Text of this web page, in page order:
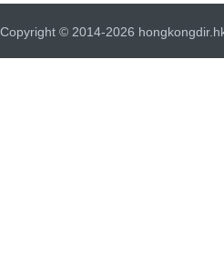
Copyright © 2014-2026